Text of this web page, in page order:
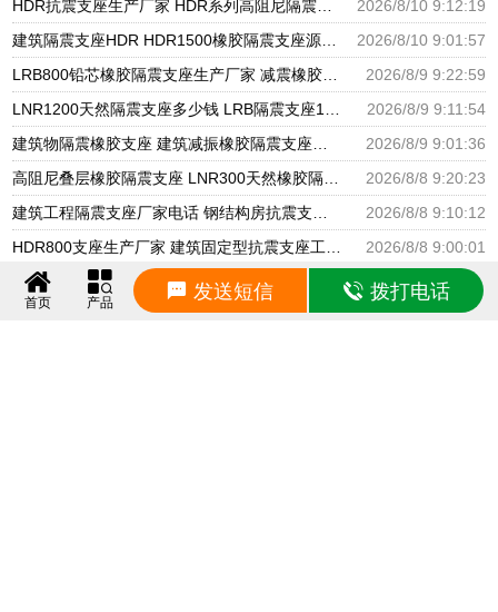
HDR抗震支座生产厂家 HDR系列高阻尼隔震支座多少钱 HDR700高阻尼橡胶支座多少钱
2026/8/10 9:12:19
建筑隔震支座HDR HDR1500橡胶隔震支座源头工厂 水平力分散型橡胶隔震支座LNR厂家
2026/8/10 9:01:57
LRB800铅芯橡胶隔震支座生产厂家 减震橡胶支座生产厂家 HDR400隔震支座源头工厂
2026/8/9 9:22:59
LNR1200天然隔震支座多少钱 LRB隔震支座1400 HDR型高阻尼橡胶隔震支座厂家电话
2026/8/9 9:11:54
建筑物隔震橡胶支座 建筑减振橡胶隔震支座生产厂家 HDR600隔震支座生产厂家
2026/8/9 9:01:36
高阻尼叠层橡胶隔震支座 LNR300天然橡胶隔震支座多少钱 LNR隔震支座400(II型)厂家
2026/8/8 9:20:23
建筑工程隔震支座厂家电话 钢结构房抗震支座 抗震减振支座厂家电话
2026/8/8 9:10:12
HDR800支座生产厂家 建筑固定型抗震支座工厂 摩擦支座价格
2026/8/8 9:00:01
2026/8/7 9:20:11
橡胶组合隔震支座源头工厂 HDR1300高阻尼支座 天然橡胶隔震支座厂家直销
2026/8/7 9:10:04
首页 产品 发送短信 拨打电话